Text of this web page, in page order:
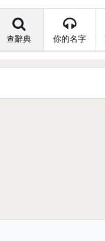
查辭典 你的名字